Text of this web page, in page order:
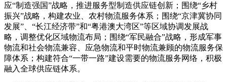
应“制造强国”战略，推进服务型制造供应链创新；围绕“乡村
振兴”战略，构建农业、农村物流服务体系；围绕“京津冀协同
发展”、“长江经济带”和“粤港澳大湾区”等区域协调发展战
略，调整优化区域物流布局；围绕“军民融合”战略，形成军事
物流和社会物流兼容、应急物流和平时物流兼顾的物流服务保
障体系；构建符合“一带一路”建设需要的物流服务网络，积极
融入全球供应链体系。